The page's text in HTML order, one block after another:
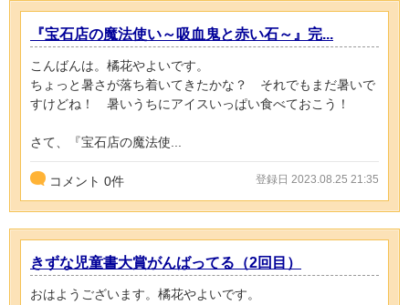
『宝石店の魔法使い～吸血鬼と赤い石～』完...
こんばんは。橘花やよいです。
ちょっと暑さが落ち着いてきたかな？ それでもまだ暑いで
すけどね！ 暑いうちにアイスいっぱい食べておこう！
さて、『宝石店の魔法使...
コメント 0件 登録日 2023.08.25 21:35
きずな児童書大賞がんばってる（2回目）
おはようございます。橘花やよいです。